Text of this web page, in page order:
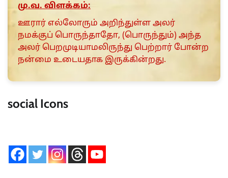
மு.வ. விளக்கம்:
ஊரார் எல்லோரும் அறிந்துள்ள அலர்
நமக்குப் பொருந்தாதோ, (பொருந்தும்) அந்த
அலர் பெறமுடியாமலிருந்து பெற்றார் போன்ற
நன்மை உடையதாக இருக்கின்றது.
social Icons